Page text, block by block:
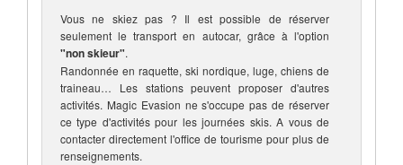
Vous ne skiez pas ? Il est possible de réserver
seulement le transport en autocar, grâce à l'option
"non skieur".
Randonnée en raquette, ski nordique, luge, chiens de
traineau… Les stations peuvent proposer d'autres
activités. Magic Evasion ne s'occupe pas de réserver
ce type d'activités pour les journées skis. A vous de
contacter directement l'office de tourisme pour plus de
renseignements.